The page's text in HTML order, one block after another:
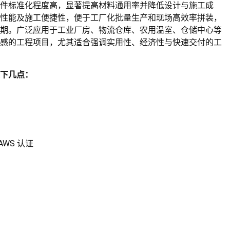
标准化程度高，显著提高材料通用率并降低设计与施工成
能及施工便捷性，便于工厂化批量生产和现场高效率拼装，
。广泛应用于工业厂房、物流仓库、农用温室、仓储中心等
的工程项目，尤其适合强调实用性、经济性与快速交付的工
几点：
认证